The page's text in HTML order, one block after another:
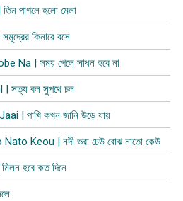
পাগলে হলো মেলা
কিনারে বসে
Na | সময় গেলে সাধন হবে না
সত্য বল সুপথে চল
| পাখি কখন জানি উড়ে যায়
Keou | নদী ভরা ঢেউ বোঝ নাতো কেউ
হবে কত দিনে